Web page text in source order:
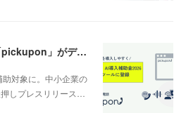
AI電話の導入を後押し。「pickupon」がデジタル化・AI導入補助金2026（旧IT導入補助金）の対象ツールとして登録
対象に。中小企業の
しプレスリリース…